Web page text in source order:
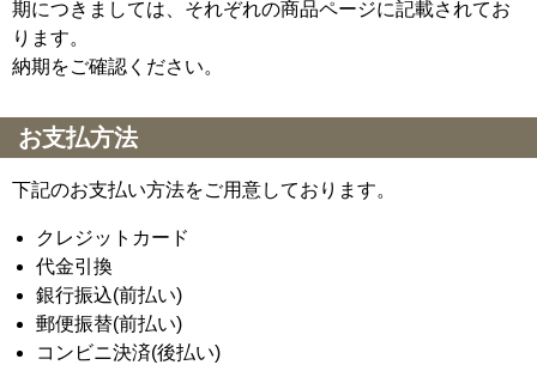
期につきましては、それぞれの商品ページに記載されてお
ります。
納期をご確認ください。
お支払方法
下記のお支払い方法をご用意しております。
クレジットカード
代金引換
銀行振込(前払い)
郵便振替(前払い)
コンビニ決済(後払い)